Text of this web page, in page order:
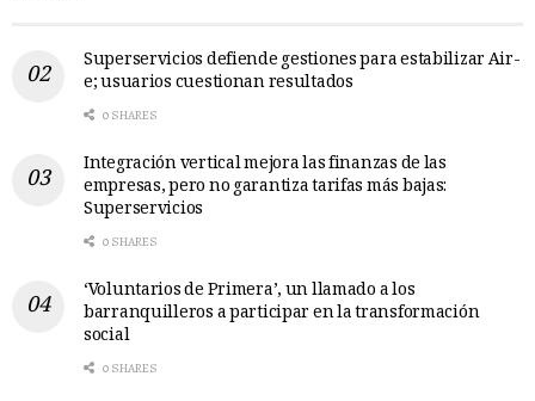
Superservicios defiende gestiones para estabilizar Air-
e; usuarios cuestionan resultados
0 SHARES
Integración vertical mejora las finanzas de las
empresas, pero no garantiza tarifas más bajas:
Superservicios
0 SHARES
‘Voluntarios de Primera’, un llamado a los
barranquilleros a participar en la transformación
social
0 SHARES